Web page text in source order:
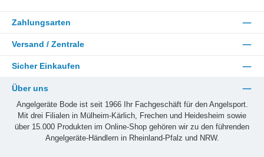
Zahlungsarten
Versand / Zentrale
Sicher Einkaufen
Über uns
Angelgeräte Bode ist seit 1966 Ihr Fachgeschäft für den Angelsport.
Mit drei Filialen in Mülheim-Kärlich, Frechen und Heidesheim sowie
über 15.000 Produkten im Online-Shop gehören wir zu den führenden
Angelgeräte-Händlern in Rheinland-Pfalz und NRW.